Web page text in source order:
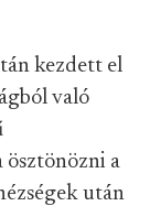
kezdett el
való
a
után